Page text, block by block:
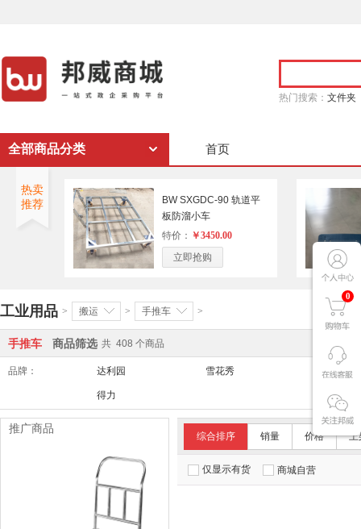
热门搜索： 文件夹
0
全部商品分类 首页
热卖
推荐
BW SXGDC-90 轨道平
板防溜小车
特价： ￥3450.00
立即抢购
工业用品 > 搬运 > 手推车 >
手推车 商品筛选 共 408 个商品
品牌： 达利园 雪花秀 舒适达/
得力
综合排序 销量 价格 上
仅显示有货 商城自营
推广商品